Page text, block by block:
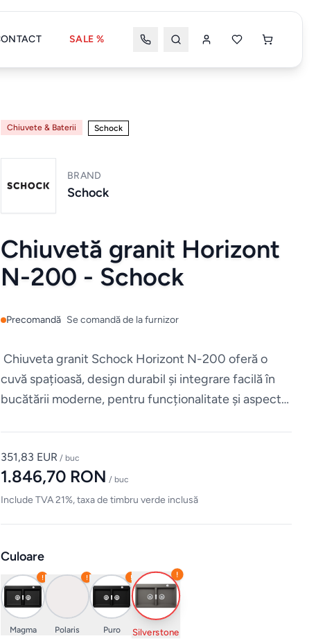
SALE %
Wishlist Wishlist nou
Chiuvete & Baterii Schock
BRAND
Schock
Chiuvetă granit Horizont
N-200 - Schock
Precomandă Se comandă de la furnizor
Chiuveta granit Schock Horizont N-200 oferă o
cuvă spațioasă, design durabil și integrare facilă în
bucătării moderne, pentru funcționalitate și aspect
351,83 EUR / buc
1.846,70 RON / buc
Include TVA 21%, taxa de timbru verde inclusă
Culoare
!
Magma
!
Polaris
!
Puro
!
Silverstone